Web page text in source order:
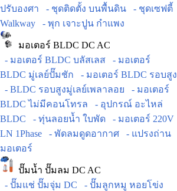
ปรับองศา
- ชุดติดตั้ง บนพื้นดิน
- ชุดเซฟตี้
Walkway
- พุก เจาะปูน กำแพง
มอเตอร์ BLDC DC AC
- มอเตอร์ BLDC บลัสเลส
- มอเตอร์
BLDC มู่เลย์ปั๊มชัก
- มอเตอร์ BLDC รอบสูง
- BLDC รอบสูงมู่เลย์เพลาลอย
- มอเตอร์
BLDC ไม่มีคอนโทรล
- อุปกรณ์ อะไหล่
BLDC
- ทุ่นลอยน้ำ ใบพัด
- มอเตอร์ 220V
LN 1Phase
- พัดลมดูดอากาศ
- แปรงถ่าน
มอเตอร์
ปั๊มน้ำ ปั๊มลม DC AC
- ปั๊มแช่ ปั๊มจุ่ม DC
- ปั๊มลูกหมู หอยโข่ง